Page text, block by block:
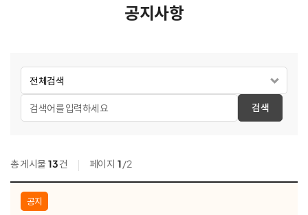
공지사항
검색
총 게시물 13건 페이지 1/2
공지